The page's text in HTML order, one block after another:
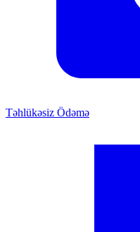
Təhlükəsiz Ödəmə